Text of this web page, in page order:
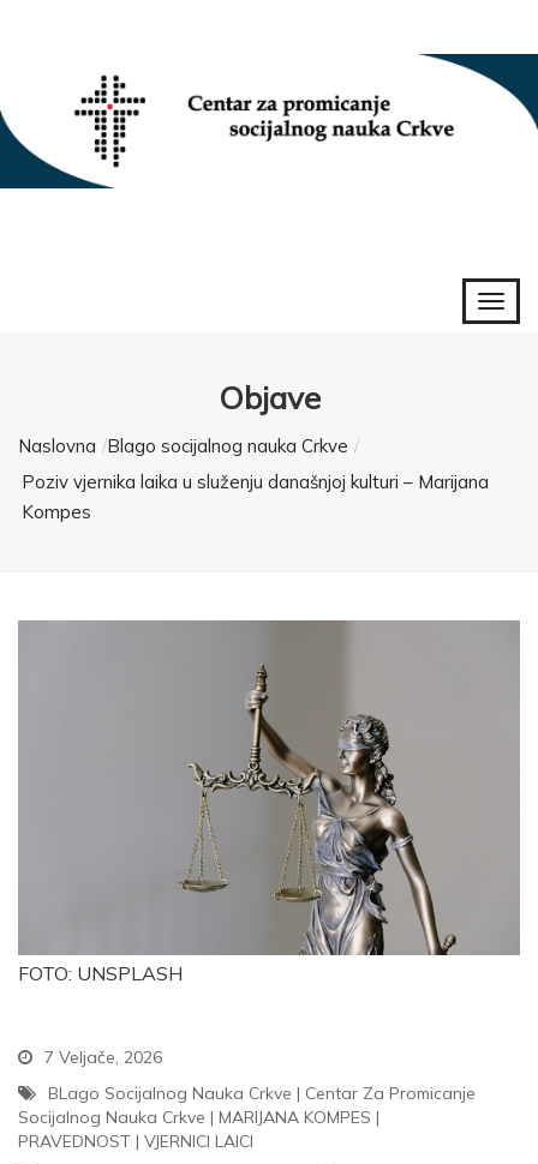
Objave
Naslovna Blago socijalnog nauka Crkve
Poziv vjernika laika u služenju današnjoj kulturi – Marijana
Kompes
FOTO: UNSPLASH
7 Veljače, 2026
BLago Socijalnog Nauka Crkve | Centar Za Promicanje
Socijalnog Nauka Crkve | MARIJANA KOMPES |
PRAVEDNOST | VJERNICI LAICI